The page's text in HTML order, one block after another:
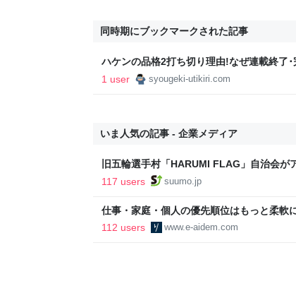
同時期にブックマークされた記事
ハケンの品格2打ち切り理由!なぜ連載終了
1 user
syougeki-utikiri.com
いま人気の記事 - 企業メディア
旧五輪選手村「HARUMI FLAG」自治会が
ルで挑む、盆踊り2万人集客や交通改善な
117 users suumo.jp
仕事・家庭・個人の優先順位はもっと柔軟
後の自分に伝えたいこと - りっすん by イー
112 users www.e-aidem.com